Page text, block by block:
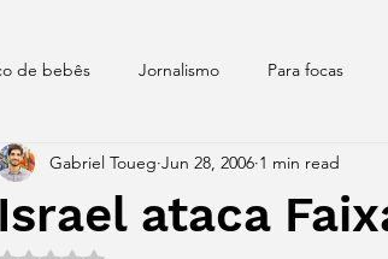
de bebês Jornalismo Para focas
Mapas Idiomas Numismática
Israel ataca
Gabriel Toueg Jun 28, 2006 1 min read